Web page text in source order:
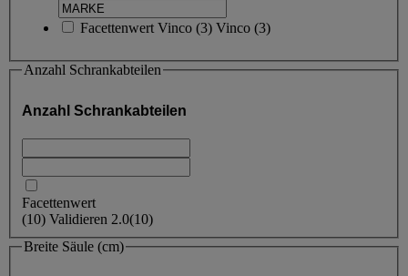
Facettenwert Vinco (3) Vinco (3)
Anzahl Schrankabteilen
Anzahl Schrankabteilen
Facettenwert
(10) Validieren 2.0(10)
Breite Säule (cm)